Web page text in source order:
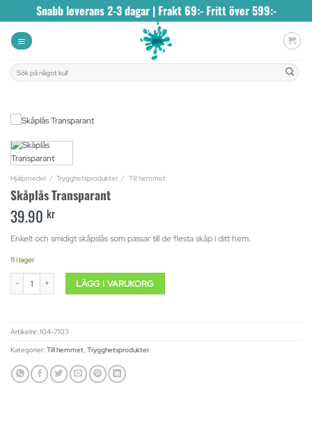
to
content
Snabb leverans 2-3 dagar | Frakt 69:- Fritt över 599:-
Sök
efter:
Hjälpmedel / Trygghetsprodukter / Till hemmet
Skåplås Transparant
39.90 kr
Enkelt och smidigt skåpslås som passar till de flesta skåp i ditt hem.
11 i lager
Skåplås Transparant mängdLÄGG I VARUKORG
Artikelnr: 104-7103
Kategorier: Till hemmet, Trygghetsprodukter